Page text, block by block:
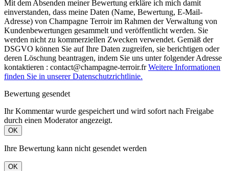
Mit dem Absenden meiner Bewertung erkläre ich mich damit
einverstanden, dass meine Daten (Name, Bewertung, E-Mail-
Adresse) von Champagne Terroir im Rahmen der Verwaltung von
Kundenbewertungen gesammelt und veröffentlicht werden. Sie
werden nicht zu kommerziellen Zwecken verwendet. Gemäß der
DSGVO können Sie auf Ihre Daten zugreifen, sie berichtigen oder
deren Löschung beantragen, indem Sie uns unter folgender Adresse
kontaktieren : contact@champagne-terroir.frWeitere Informationen
finden Sie in unserer Datenschutzrichtlinie.
Bewertung gesendet
Ihr Kommentar wurde gespeichert und wird sofort nach Freigabe
durch einen Moderator angezeigt.
OK
Ihre Bewertung kann nicht gesendet werden
OK